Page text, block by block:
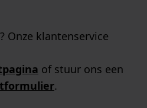
Onze klantenservice
of stuur ons een
.